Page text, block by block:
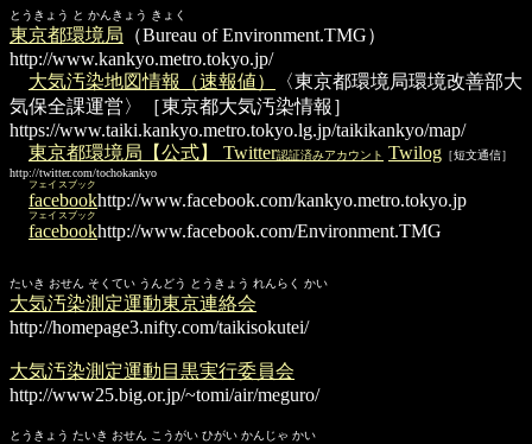
とうきょう と かんきょう きょく
東京都環境局 （Bureau of Environment.TMG）
http://www.kankyo.metro.tokyo.jp/
大気汚染地図情報（速報値）
〈東京都環境局環境改善部大
気保全課運営〉［東京都大気汚染情報］
https://www.taiki.kankyo.metro.tokyo.lg.jp/taikikankyo/map/
東京都環境局【公式】 Twitter認証済みアカウント Twilog ［短文通信］
http://twitter.com/tochokankyo
facebook
フェイスブック
http://www.facebook.com/kankyo.metro.tokyo.jp
facebook
フェイスブック
http://www.facebook.com/Environment.TMG
たいき おせん そくてい うんどう とうきょう れんらく かい
大気汚染測定運動東京連絡会
http://homepage3.nifty.com/taikisokutei/
大気汚染測定運動目黒実行委員会
http://www25.big.or.jp/~tomi/air/meguro/
とうきょう たいき おせん こうがい ひがい かんじゃ かい